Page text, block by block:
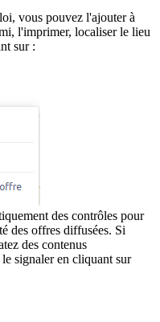
vous pouvez l'ajouter à
l'imprimer, localiser le lieu
sur :
des contrôles pour
des offres diffusées. Si
des contenus
signaler en cliquant sur